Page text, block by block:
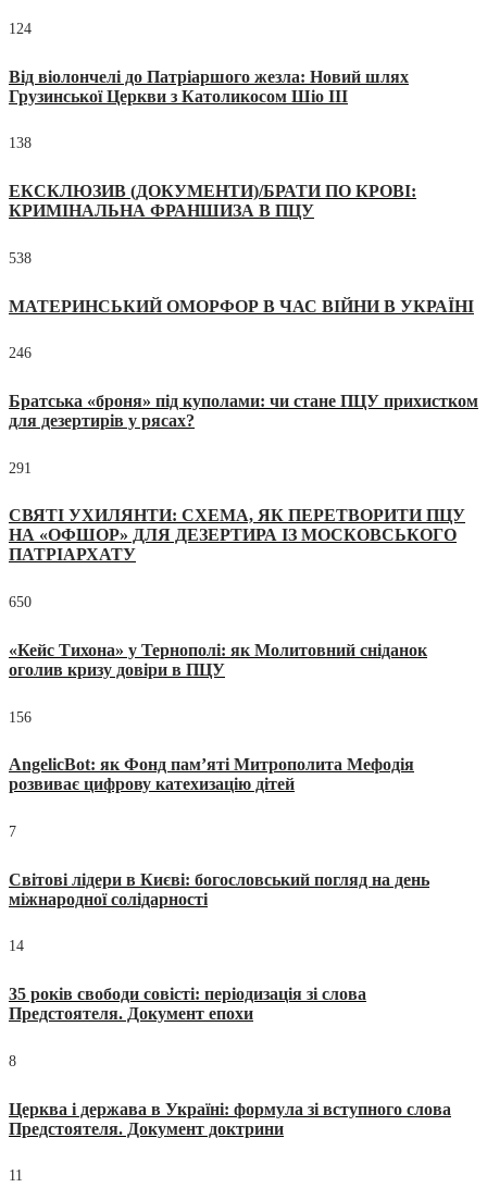
124
Від віолончелі до Патріаршого жезла: Новий шлях
Грузинської Церкви з Католикосом Шіо III
138
ЕКСКЛЮЗИВ (ДОКУМЕНТИ)/БРАТИ ПО КРОВІ:
КРИМІНАЛЬНА ФРАНШИЗА В ПЦУ
538
МАТЕРИНСЬКИЙ ОМОРФОР В ЧАС ВІЙНИ В УКРАЇНІ
246
Братська «броня» під куполами: чи стане ПЦУ прихистком
для дезертирів у рясах?
291
СВЯТІ УХИЛЯНТИ: СХЕМА, ЯК ПЕРЕТВОРИТИ ПЦУ
НА «ОФШОР» ДЛЯ ДЕЗЕРТИРА ІЗ МОСКОВСЬКОГО
ПАТРІАРХАТУ
650
«Кейс Тихона» у Тернополі: як Молитовний сніданок
оголив кризу довіри в ПЦУ
156
AngelicBot: як Фонд пам’яті Митрополита Мефодія
розвиває цифрову катехизацію дітей
7
Світові лідери в Києві: богословський погляд на день
міжнародної солідарності
14
35 років свободи совісті: періодизація зі слова
Предстоятеля. Документ епохи
8
Церква і держава в Україні: формула зі вступного слова
Предстоятеля. Документ доктрини
11